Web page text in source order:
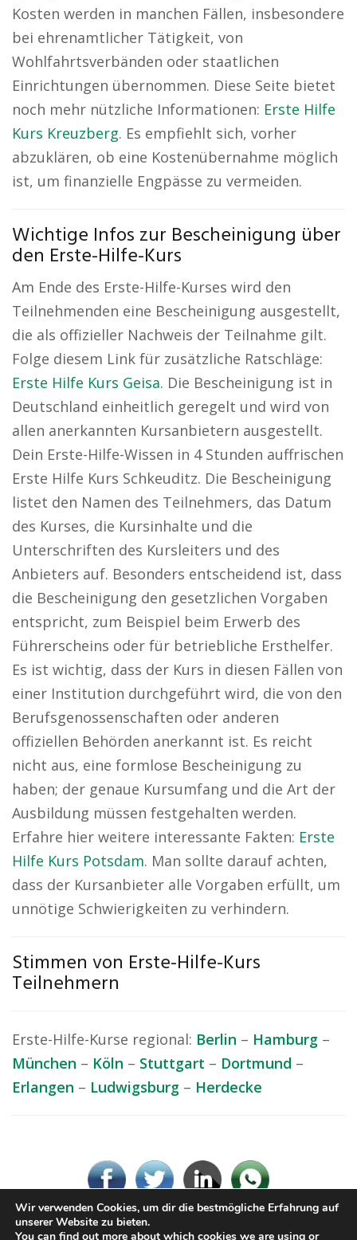
Kosten werden in manchen Fällen, insbesondere
bei ehrenamtlicher Tätigkeit, von
Wohlfahrtsverbänden oder staatlichen
Einrichtungen übernommen. Diese Seite bietet
noch mehr nützliche Informationen: Erste Hilfe
Kurs Kreuzberg. Es empfiehlt sich, vorher
abzuklären, ob eine Kostenübernahme möglich
ist, um finanzielle Engpässe zu vermeiden.
Wichtige Infos zur Bescheinigung über
den Erste-Hilfe-Kurs
Am Ende des Erste-Hilfe-Kurses wird den
Teilnehmenden eine Bescheinigung ausgestellt,
die als offizieller Nachweis der Teilnahme gilt.
Folge diesem Link für zusätzliche Ratschläge:
Erste Hilfe Kurs Geisa. Die Bescheinigung ist in
Deutschland einheitlich geregelt und wird von
allen anerkannten Kursanbietern ausgestellt.
Dein Erste-Hilfe-Wissen in 4 Stunden auffrischen
Erste Hilfe Kurs Schkeuditz. Die Bescheinigung
listet den Namen des Teilnehmers, das Datum
des Kurses, die Kursinhalte und die
Unterschriften des Kursleiters und des
Anbieters auf. Besonders entscheidend ist, dass
die Bescheinigung den gesetzlichen Vorgaben
entspricht, zum Beispiel beim Erwerb des
Führerscheins oder für betriebliche Ersthelfer.
Es ist wichtig, dass der Kurs in diesen Fällen von
einer Institution durchgeführt wird, die von den
Berufsgenossenschaften oder anderen
offiziellen Behörden anerkannt ist. Es reicht
nicht aus, eine formlose Bescheinigung zu
haben; der genaue Kursumfang und die Art der
Ausbildung müssen festgehalten werden.
Erfahre hier weitere interessante Fakten: Erste
Hilfe Kurs Potsdam. Man sollte darauf achten,
dass der Kursanbieter alle Vorgaben erfüllt, um
unnötige Schwierigkeiten zu verhindern.
Stimmen von Erste-Hilfe-Kurs
Teilnehmern
Erste-Hilfe-Kurse regional: Berlin – Hamburg –
München – Köln – Stuttgart – Dortmund –
Erlangen – Ludwigsburg – Herdecke
Wir verwenden Cookies, um dir die bestmögliche Erfahrung auf
unserer Website zu bieten.
You can find out more about which cookies we are using or